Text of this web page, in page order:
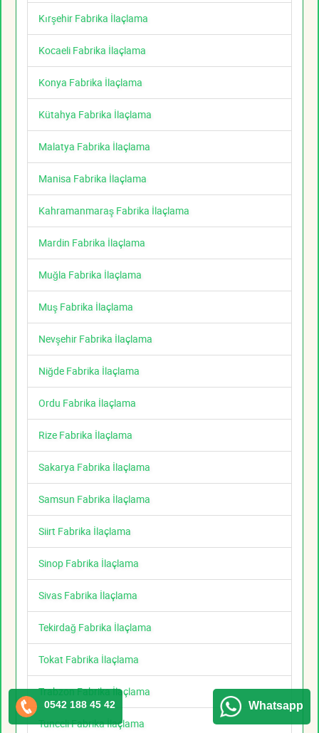
Kırşehir Fabrika İlaçlama
Kocaeli Fabrika İlaçlama
Konya Fabrika İlaçlama
Kütahya Fabrika İlaçlama
Malatya Fabrika İlaçlama
Manisa Fabrika İlaçlama
Kahramanmaraş Fabrika İlaçlama
Mardin Fabrika İlaçlama
Muğla Fabrika İlaçlama
Muş Fabrika İlaçlama
Nevşehir Fabrika İlaçlama
Niğde Fabrika İlaçlama
Ordu Fabrika İlaçlama
Rize Fabrika İlaçlama
Sakarya Fabrika İlaçlama
Samsun Fabrika İlaçlama
Siirt Fabrika İlaçlama
Sinop Fabrika İlaçlama
Sivas Fabrika İlaçlama
Tekirdağ Fabrika İlaçlama
Tokat Fabrika İlaçlama
Trabzon Fabrika İlaçlama
Tunceli Fabrika İlaçlama
0542 188 45 42 Whatsapp